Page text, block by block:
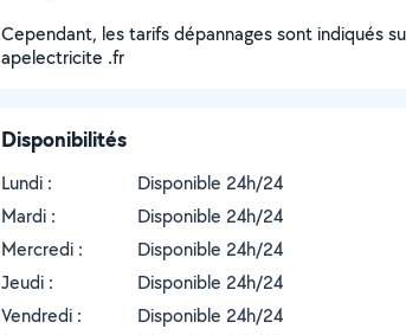
Cependant, les tarifs dépannages sont indiqués
apelectricite .fr
Disponibilités
Lundi :
Disponible 24h/24
Mardi :
Disponible 24h/24
Mercredi :
Disponible 24h/24
Jeudi :
Disponible 24h/24
Vendredi :
Disponible 24h/24